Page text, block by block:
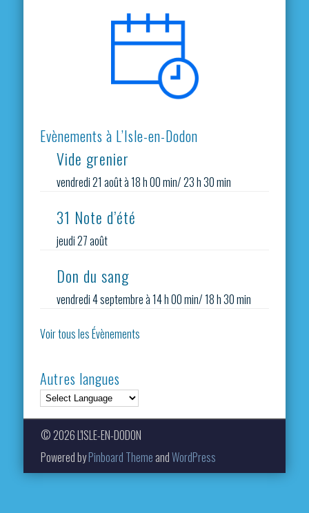
Evènements à L’Isle-en-Dodon
Vide grenier
vendredi 21 août à 18 h 00 min/23 h 30 min
31 Note d’été
jeudi 27 août
Don du sang
vendredi 4 septembre à 14 h 00 min/18 h 30 min
Voir tous les Évènements
Autres langues
© 2026 L'ISLE-EN-DODON
Powered byPinboard Theme andWordPress